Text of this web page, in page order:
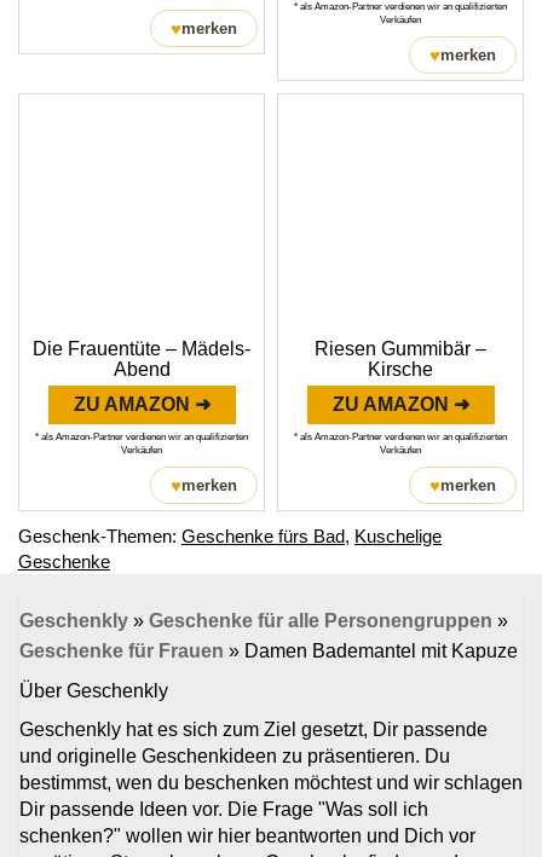
♥merken
* als Amazon-Partner verdienen wir an qualifizierten
Verkäufen
♥merken
Die Frauentüte – Mädels-
Abend
ZU AMAZON ➜
* als Amazon-Partner verdienen wir an qualifizierten
Verkäufen
♥merken
Riesen Gummibär –
Kirsche
ZU AMAZON ➜
* als Amazon-Partner verdienen wir an qualifizierten
Verkäufen
♥merken
Geschenk-Themen: Geschenke fürs Bad, Kuschelige
Geschenke
Geschenkly » Geschenke für alle Personengruppen »
Geschenke für Frauen » Damen Bademantel mit Kapuze
Über Geschenkly
Geschenkly hat es sich zum Ziel gesetzt, Dir passende
und originelle Geschenkideen zu präsentieren. Du
bestimmst, wen du beschenken möchtest und wir schlagen
Dir passende Ideen vor. Die Frage "Was soll ich
schenken?" wollen wir hier beantworten und Dich vor